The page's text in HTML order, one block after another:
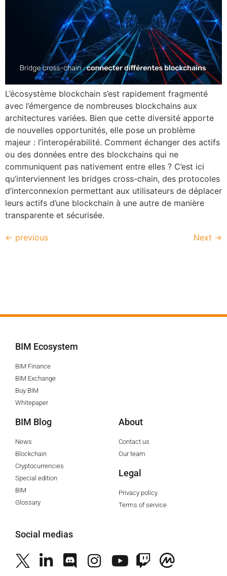
L’écosystème blockchain s’est rapidement fragmenté
avec l’émergence de nombreuses blockchains aux
architectures variées. Bien que cette diversité apporte
de nouvelles opportunités, elle pose un problème
majeur : l’interopérabilité. Comment échanger des actifs
ou des données entre des blockchains qui ne
communiquent pas nativement entre elles ? C’est ici
qu’interviennent les bridges cross-chain, des protocoles
d’interconnexion permettant aux utilisateurs de déplacer
leurs actifs d’une blockchain à une autre de manière
transparente et sécurisée.
← previous Next →
BIM Ecosystem
BIM Finance
BIM Exchange
Buy BIM
Whitepaper
BIM Blog
News
Blockchain
Cryptocurrencies
Special edition
BIM
Glossary
About
Contact us
Our team
Legal
Privacy policy
Terms of service
Social medias